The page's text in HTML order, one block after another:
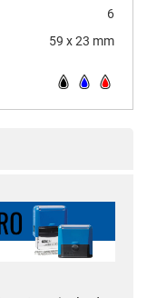
6
59 x 23 mm